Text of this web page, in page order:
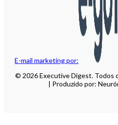
E-mail marketing por:
© 2026 Executive Digest. Todos
| Produzido por: